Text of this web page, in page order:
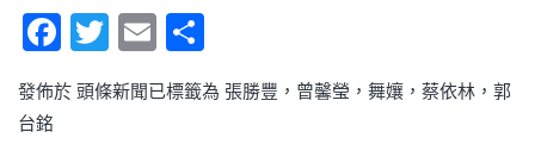
Facebook
Twitter
Email
發佈於 頭條新聞 已標籤為 張勝豐 ， 曾馨瑩 ， 舞孃 ， 蔡依林 ， 郭
台銘